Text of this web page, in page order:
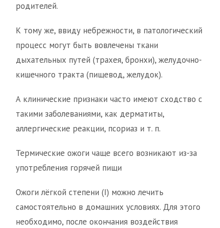
родителей.
К тому же, ввиду небрежности, в патологический
процесс могут быть вовлечены ткани
дыхательных путей (трахея, бронхи), желудочно-
кишечного тракта (пищевод, желудок).
А клинические признаки часто имеют сходство с
такими заболеваниями, как дерматиты,
аллергические реакции, псориаз и т. п.
Термические ожоги чаще всего возникают из-за
употребления горячей пищи
Ожоги лёгкой степени (I) можно лечить
самостоятельно в домашних условиях. Для этого
необходимо, после окончания воздействия